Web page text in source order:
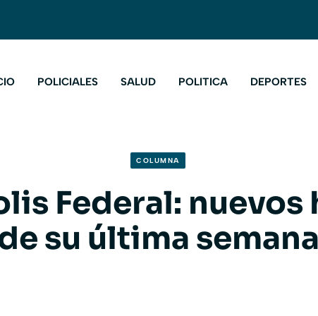
POLICIALES SALUD POLITICA DEPORTES
COLUMNA
Federal: nuevos
su última semana